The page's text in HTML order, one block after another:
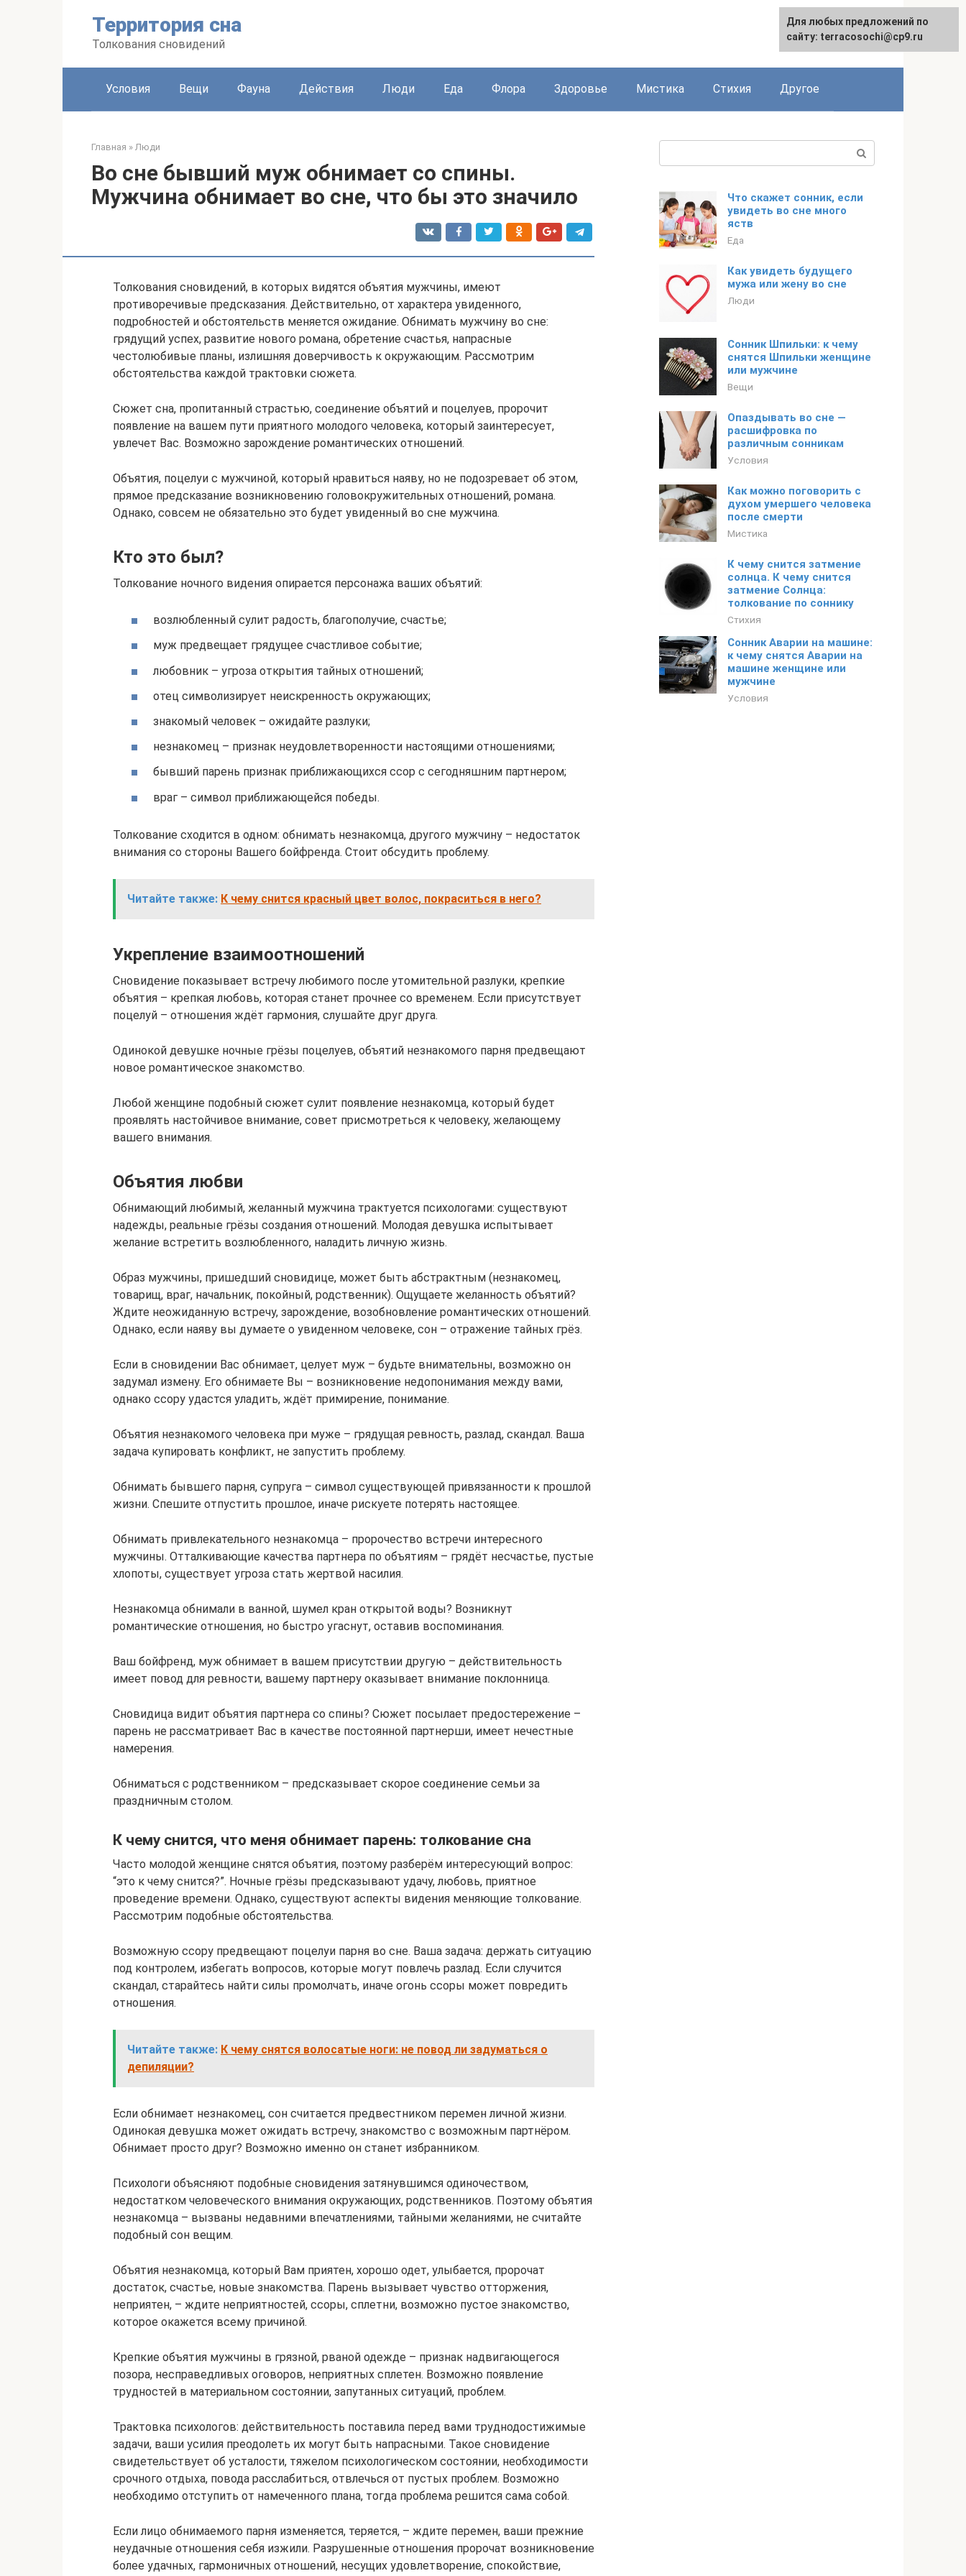
Территория сна
Толкования сновидений
Условия Вещи Фауна Действия Люди Еда Флора Здоровье Мистика Стихия Другое
Главная » Люди
Во сне бывший муж обнимает со спины.
Мужчина обнимает во сне, что бы это значило
Толкования сновидений, в которых видятся объятия мужчины, имеют
противоречивые предсказания. Действительно, от характера увиденного,
подробностей и обстоятельств меняется ожидание. Обнимать мужчину во сне:
грядущий успех, развитие нового романа, обретение счастья, напрасные
честолюбивые планы, излишняя доверчивость к окружающим. Рассмотрим
обстоятельства каждой трактовки сюжета.
Сюжет сна, пропитанный страстью, соединение объятий и поцелуев, пророчит
появление на вашем пути приятного молодого человека, который заинтересует,
увлечет Вас. Возможно зарождение романтических отношений.
Объятия, поцелуи с мужчиной, который нравиться наяву, но не подозревает об этом,
прямое предсказание возникновению головокружительных отношений, романа.
Однако, совсем не обязательно это будет увиденный во сне мужчина.
Кто это был?
Толкование ночного видения опирается персонажа ваших объятий:
возлюбленный сулит радость, благополучие, счастье;
муж предвещает грядущее счастливое событие;
любовник – угроза открытия тайных отношений;
отец символизирует неискренность окружающих;
знакомый человек – ожидайте разлуки;
незнакомец – признак неудовлетворенности настоящими отношениями;
бывший парень признак приближающихся ссор с сегодняшним партнером;
враг – символ приближающейся победы.
Толкование сходится в одном: обнимать незнакомца, другого мужчину – недостаток
внимания со стороны Вашего бойфренда. Стоит обсудить проблему.
Читайте также: К чему снится красный цвет волос, покраситься в него?
Укрепление взаимоотношений
Сновидение показывает встречу любимого после утомительной разлуки, крепкие
объятия – крепкая любовь, которая станет прочнее со временем. Если присутствует
поцелуй – отношения ждёт гармония, слушайте друг друга.
Одинокой девушке ночные грёзы поцелуев, объятий незнакомого парня предвещают
новое романтическое знакомство.
Любой женщине подобный сюжет сулит появление незнакомца, который будет
проявлять настойчивое внимание, совет присмотреться к человеку, желающему
вашего внимания.
Объятия любви
Обнимающий любимый, желанный мужчина трактуется психологами: существуют
надежды, реальные грёзы создания отношений. Молодая девушка испытывает
желание встретить возлюбленного, наладить личную жизнь.
Образ мужчины, пришедший сновидице, может быть абстрактным (незнакомец,
товарищ, враг, начальник, покойный, родственник). Ощущаете желанность объятий?
Ждите неожиданную встречу, зарождение, возобновление романтических отношений.
Однако, если наяву вы думаете о увиденном человеке, сон – отражение тайных грёз.
Если в сновидении Вас обнимает, целует муж – будьте внимательны, возможно он
задумал измену. Его обнимаете Вы – возникновение недопонимания между вами,
однако ссору удастся уладить, ждёт примирение, понимание.
Объятия незнакомого человека при муже – грядущая ревность, разлад, скандал. Ваша
задача купировать конфликт, не запустить проблему.
Обнимать бывшего парня, супруга – символ существующей привязанности к прошлой
жизни. Спешите отпустить прошлое, иначе рискуете потерять настоящее.
Обнимать привлекательного незнакомца – пророчество встречи интересного
мужчины. Отталкивающие качества партнера по объятиям – грядёт несчастье, пустые
хлопоты, существует угроза стать жертвой насилия.
Незнакомца обнимали в ванной, шумел кран открытой воды? Возникнут
романтические отношения, но быстро угаснут, оставив воспоминания.
Ваш бойфренд, муж обнимает в вашем присутствии другую – действительность
имеет повод для ревности, вашему партнеру оказывает внимание поклонница.
Сновидица видит объятия партнера со спины? Сюжет посылает предостережение –
парень не рассматривает Вас в качестве постоянной партнерши, имеет нечестные
намерения.
Обниматься с родственником – предсказывает скорое соединение семьи за
праздничным столом.
К чему снится, что меня обнимает парень: толкование сна
Часто молодой женщине снятся объятия, поэтому разберём интересующий вопрос:
“это к чему снится?”. Ночные грёзы предсказывают удачу, любовь, приятное
проведение времени. Однако, существуют аспекты видения меняющие толкование.
Рассмотрим подобные обстоятельства.
Возможную ссору предвещают поцелуи парня во сне. Ваша задача: держать ситуацию
под контролем, избегать вопросов, которые могут повлечь разлад. Если случится
скандал, старайтесь найти силы промолчать, иначе огонь ссоры может повредить
отношения.
Читайте также: К чему снятся волосатые ноги: не повод ли задуматься о
депиляции?
Если обнимает незнакомец, сон считается предвестником перемен личной жизни.
Одинокая девушка может ожидать встречу, знакомство с возможным партнёром.
Обнимает просто друг? Возможно именно он станет избранником.
Психологи объясняют подобные сновидения затянувшимся одиночеством,
недостатком человеческого внимания окружающих, родственников. Поэтому объятия
незнакомца – вызваны недавними впечатлениями, тайными желаниями, не считайте
подобный сон вещим.
Объятия незнакомца, который Вам приятен, хорошо одет, улыбается, пророчат
достаток, счастье, новые знакомства. Парень вызывает чувство отторжения,
неприятен, – ждите неприятностей, ссоры, сплетни, возможно пустое знакомство,
которое окажется всему причиной.
Крепкие объятия мужчины в грязной, рваной одежде – признак надвигающегося
позора, несправедливых оговоров, неприятных сплетен. Возможно появление
трудностей в материальном состоянии, запутанных ситуаций, проблем.
Трактовка психологов: действительность поставила перед вами труднодостижимые
задачи, ваши усилия преодолеть их могут быть напрасными. Такое сновидение
свидетельствует об усталости, тяжелом психологическом состоянии, необходимости
срочного отдыха, повода расслабиться, отвлечься от пустых проблем. Возможно
необходимо отступить от намеченного плана, тогда проблема решится сама собой.
Если лицо обнимаемого парня изменяется, теряется, – ждите перемен, ваши прежние
неудачные отношения себя изжили. Разрушенные отношения пророчат возникновение
более удачных, гармоничных отношений, несущих удовлетворение, спокойствие,
Что скажет сонник, если
увидеть во сне много
яств
Еда
Как увидеть будущего
мужа или жену во сне
Люди
Сонник Шпильки: к чему
снятся Шпильки женщине
или мужчине
Вещи
Опаздывать во сне —
расшифровка по
различным сонникам
Условия
Как можно поговорить с
духом умершего человека
после смерти
Мистика
К чему снится затмение
солнца. К чему снится
затмение Солнца:
толкование по соннику
Стихия
Сонник Аварии на машине:
к чему снятся Аварии на
машине женщине или
мужчине
Условия
Для любых предложений по
сайту: terracosochi@cp9.ru